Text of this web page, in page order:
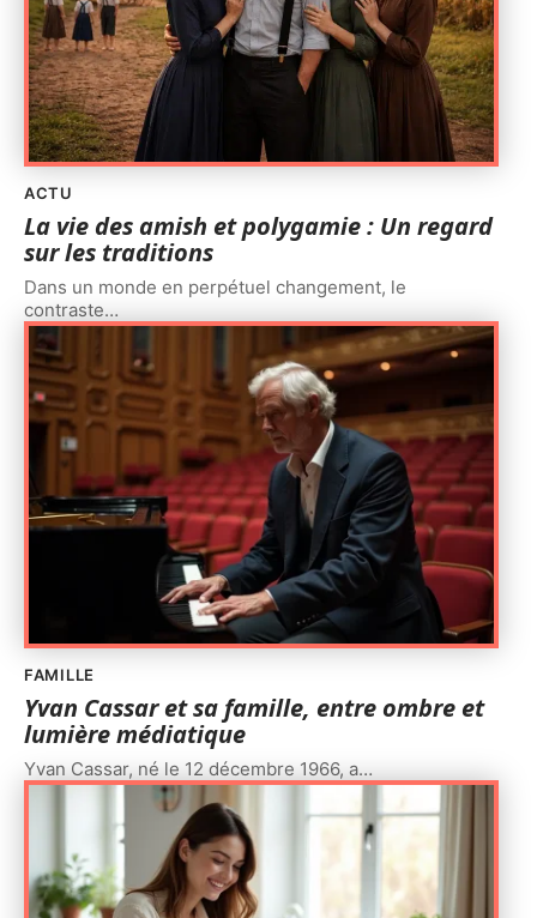
ACTU
La vie des amish et polygamie : Un regard
sur les traditions
Dans un monde en perpétuel changement, le
contraste…
FAMILLE
Yvan Cassar et sa famille, entre ombre et
lumière médiatique
Yvan Cassar, né le 12 décembre 1966, a…